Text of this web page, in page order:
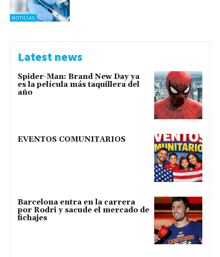
NOTICIAS
Latest news
Spider-Man: Brand New Day ya
es la película más taquillera del
año
EVENTOS COMUNITARIOS
Barcelona entra en la carrera
por Rodri y sacude el mercado de
fichajes